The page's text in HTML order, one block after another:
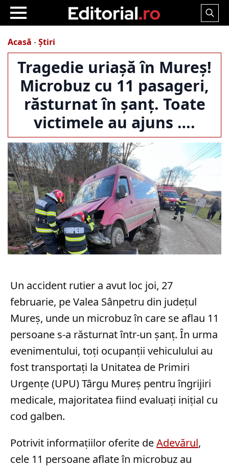
Search
Acasă -Știri
Tragedie uriașă în Mureș!
Microbuz cu 11 pasageri,
răsturnat în șanț. Toate
victimele au ajuns ….
Un accident rutier a avut loc joi, 27
februarie, pe Valea Sânpetru din județul
Mureș, unde un microbuz în care se aflau 11
persoane s-a răsturnat într-un șanț. În urma
evenimentului, toți ocupanții vehiculului au
fost transportați la Unitatea de Primiri
Urgențe (UPU) Târgu Mureș pentru îngrijiri
medicale, majoritatea fiind evaluați inițial cu
cod galben.
Potrivit informațiilor oferite deAdevărul,
cele 11 persoane aflate în microbuz au